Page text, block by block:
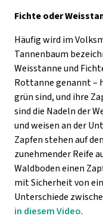
Fichte oder
Häufig wird im
Tannenbaum
Weisstanne und
Rottanne genannt –
grün sind, und ihre
sind die Nadeln der
und weisen an der
Zapfen stehen auf
zunehmender Reife
Waldboden einen
mit Sicherheit von
Unterschiede
in diesem Video.